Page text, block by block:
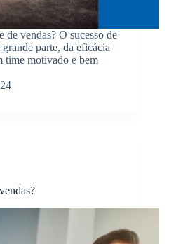
vendas? O sucesso de
parte, da eficácia
time motivado e bem